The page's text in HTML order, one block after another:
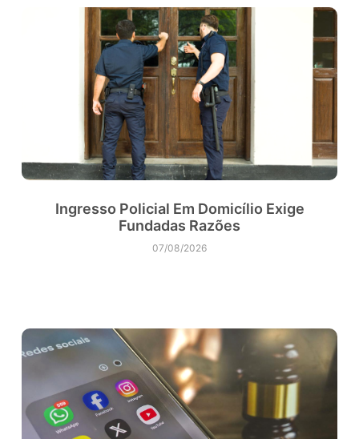
Ingresso Policial Em Domicílio Exige
Fundadas Razões
07/08/2026